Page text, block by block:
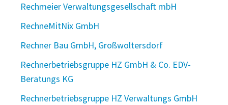
Rechmeier Verwaltungsgesellschaft mbH
RechneMitNix GmbH
Rechner Bau GmbH, Großwoltersdorf
Rechnerbetriebsgruppe HZ GmbH & Co. EDV-
Beratungs KG
Rechnerbetriebsgruppe HZ Verwaltungs GmbH